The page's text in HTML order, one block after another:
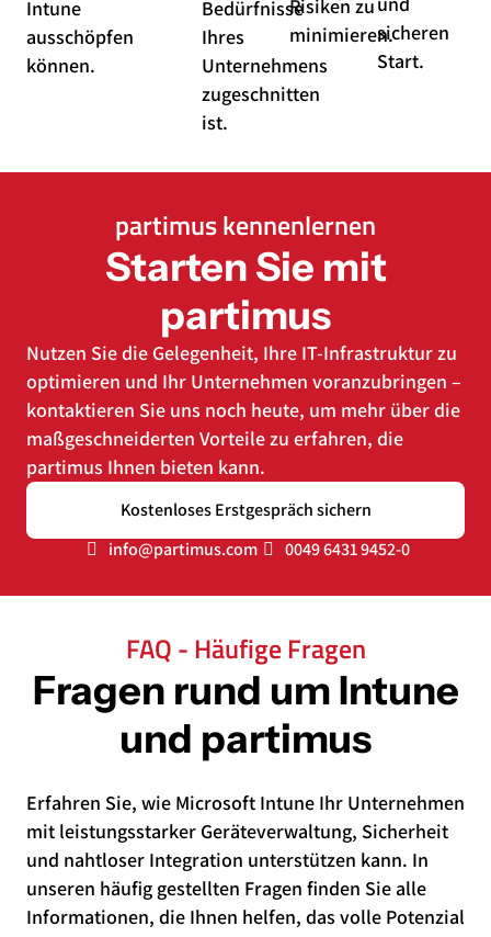
Intune
ausschöpfen
können.
Bedürfnisse
Ihres
Unternehmens
zugeschnitten
ist.
Risiken zu
minimieren.sicheren
Start.
partimus kennenlernen
Starten Sie mit
partimus
Nutzen Sie die Gelegenheit, Ihre IT-Infrastruktur zu
optimieren und Ihr Unternehmen voranzubringen –
kontaktieren Sie uns noch heute, um mehr über die
maßgeschneiderten Vorteile zu erfahren, die
partimus Ihnen bieten kann.
Kostenloses Erstgespräch sichern
info@partimus.com
0049 6431 9452-0
FAQ - Häufige Fragen
Fragen rund um Intune
und partimus
Erfahren Sie, wie Microsoft Intune Ihr Unternehmen
mit leistungsstarker Geräteverwaltung, Sicherheit
und nahtloser Integration unterstützen kann. In
unseren häufig gestellten Fragen finden Sie alle
Informationen, die Ihnen helfen, das volle Potenzial